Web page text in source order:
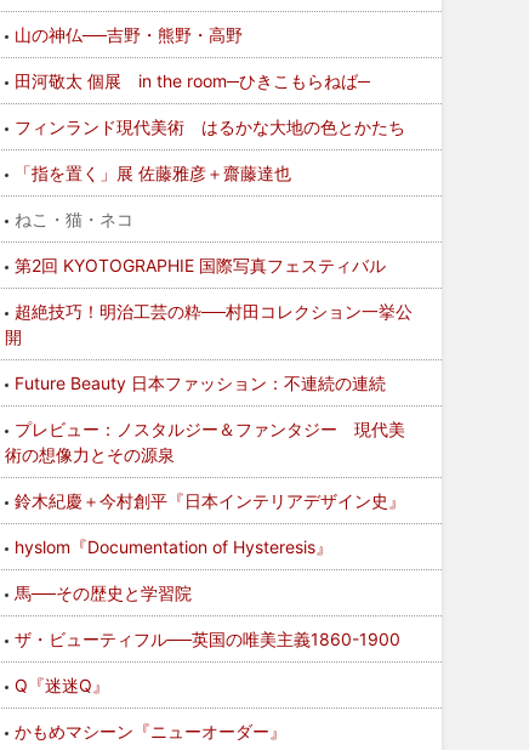
山の神仏──吉野・熊野・高野
田河敬太 個展 in the room─ひきこもらねば─
フィンランド現代美術 はるかな大地の色とかたち
「指を置く」展 佐藤雅彦＋齋藤達也
ねこ・猫・ネコ
第2回 KYOTOGRAPHIE 国際写真フェスティバル
超絶技巧！明治工芸の粋──村田コレクション一挙公
開
Future Beauty 日本ファッション：不連続の連続
プレビュー：ノスタルジー＆ファンタジー 現代美
術の想像力とその源泉
鈴木紀慶＋今村創平『日本インテリアデザイン史』
hyslom『Documentation of Hysteresis』
馬──その歴史と学習院
ザ・ビューティフル──英国の唯美主義1860-1900
Q『迷迷Q』
かもめマシーン『ニューオーダー』